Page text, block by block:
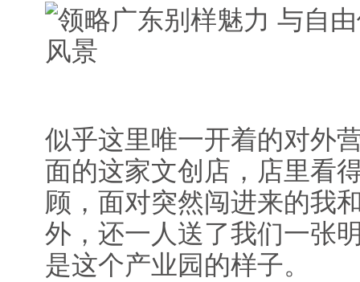
似乎这里唯一开着的对外
面的这家文创店，店里看
顾，面对突然闯进来的我
外，还一人送了我们一张
是这个产业园的样子。